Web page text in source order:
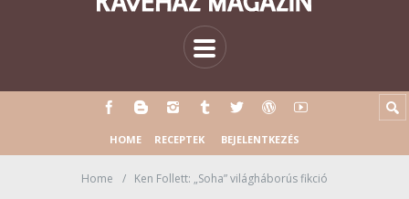
HOME RECEPTEK BEJELENTKEZÉS
Home Ken Follett: „Soha” világháborús fikció